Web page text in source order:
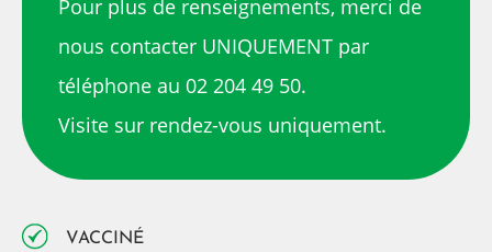
Pour plus de renseignements, merci de
nous contacter UNIQUEMENT par
téléphone au 02 204 49 50.
Visite sur rendez-vous uniquement.
VACCINÉ